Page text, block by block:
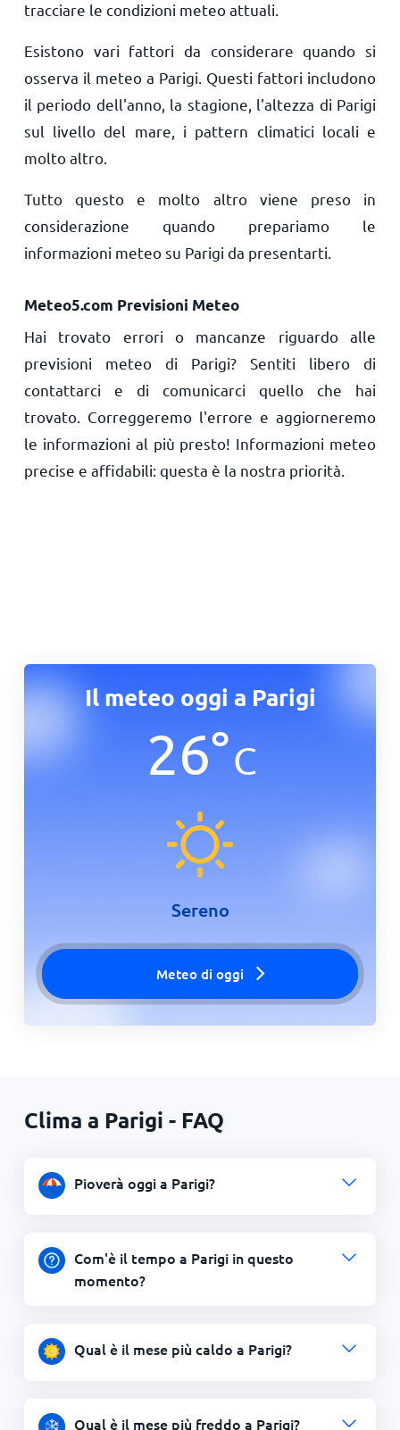
tracciare le condizioni meteo attuali.
Esistono vari fattori da considerare quando si
osserva il meteo a Parigi. Questi fattori includono
il periodo dell'anno, la stagione, l'altezza di Parigi
sul livello del mare, i pattern climatici locali e
molto altro.
Tutto questo e molto altro viene preso in
considerazione quando prepariamo le
informazioni meteo su Parigi da presentarti.
Meteo5.com Previsioni Meteo
Hai trovato errori o mancanze riguardo alle
previsioni meteo di Parigi? Sentiti libero di
contattarci e di comunicarci quello che hai
trovato. Correggeremo l'errore e aggiorneremo
le informazioni al più presto! Informazioni meteo
precise e affidabili: questa è la nostra priorità.
Il meteo oggi a Parigi
26°C
Sereno
Meteo di oggi
Clima a Parigi - FAQ
Pioverà oggi a Parigi?
Com'è il tempo a Parigi in questo
momento?
Qual è il mese più caldo a Parigi?
Qual è il mese più freddo a Parigi?